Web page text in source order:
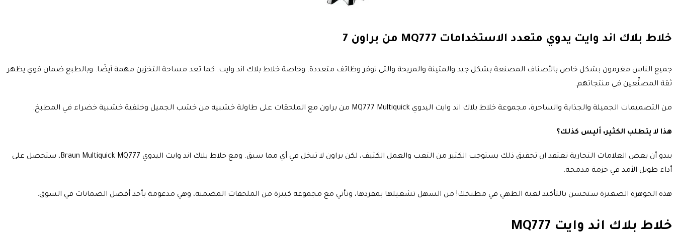
خلاط بلاك اند وايت يدوي متعدد الاستخدامات MQ777 من براون 7
جميع الناس مغرمون بشكل خاص بالأصناف المصنعة بشكل جيد والمتينة والمريحة والتي توفر وظائف متعددة. وخاصة خلاط بلاك اند وايت. كما تعد مساحة التخزين مهمة أيضًا. وبالطبع ضمان قوي يظهر
ثقة المصنِّعين في منتجاتهم.
من التصميمات الجميلة والجذابة والساحرة، مجموعة خلاط بلاك اند وايت اليدوي MQ777 Multiquick من براون مع الملحقات على طاولة خشبية من خشب الجميل وخلفية خشبية خضراء في المطبخ.
هذا لا يتطلب الكثير، أليس كذلك؟
يبدو أن بعض العلامات التجارية تعتقد ان تحقيق ذلك يستوجب الكثير من التعب والعمل الكثيف، لكن براون لا تبخل في أي مما سبق. ومع خلاط بلاك اند وايت اليدوي Braun Multiquick MQ777، ستحصل على
أداء طويل الأمد في حزمة مدمجة.
هذه الجوهرة الصغيرة ستحسن بالتأكيد لعبة الطهي في مطبخك! من السهل تشغيلها بمفردها، وتأتي مع مجموعة كبيرة من الملحقات المضمنة، وهي مدعومة بأحد أفضل الضمانات في السوق.
خلاط بلاك اند وايت MQ777